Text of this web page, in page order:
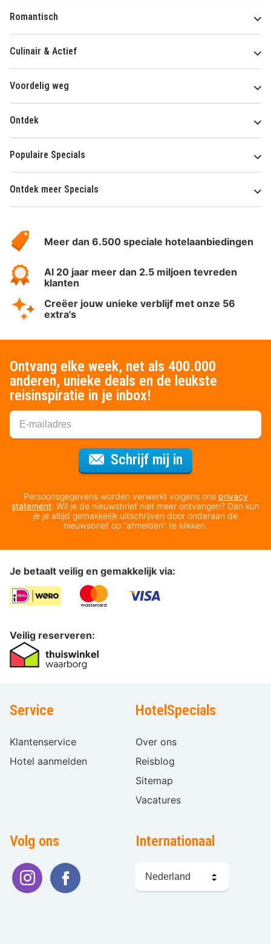
Romantisch
Culinair & Actief
Voordelig weg
Ontdek
Populaire Specials
Ontdek meer Specials
HotelSpecials
Meer dan 6.500 speciale hotelaanbiedingen
Al 20 jaar meer dan 2.5 miljoen tevreden
klanten
Creëer jouw unieke verblijf met onze 56
extra's
Ontvang elke week, net als 400.000
anderen, unieke deals en de leukste
reisinspiratie in je inbox!
Schrijf mij in
Persoonsgegevens worden verwerkt volgens ons privacy
statement. Wil je de nieuwsbrief niet meer ontvangen? Dan kun
je je altijd gemakkelijk uitschrijven door onderaan de
nieuwsbrief op “afmelden” te klikken.
Je betaalt veilig en gemakkelijk via:
Veilig reserveren:
Service
Klantenservice
Hotel aanmelden
HotelSpecials
Over ons
Reisblog
Sitemap
Vacatures
Volg ons Internationaal
kiezen